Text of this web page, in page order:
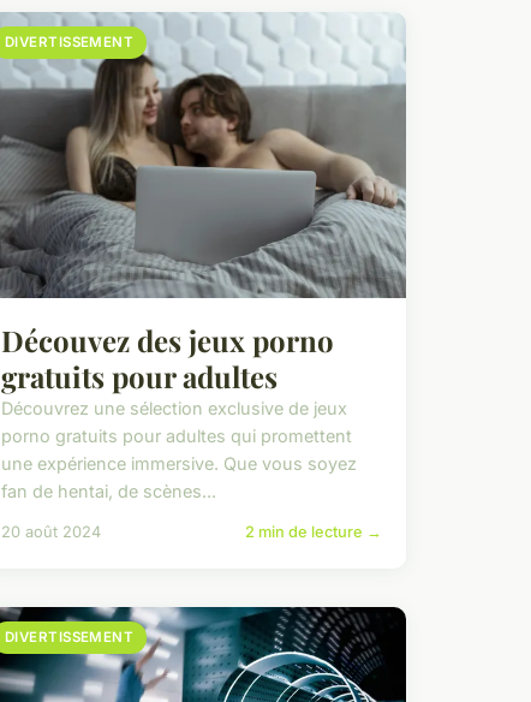
DIVERTISSEMENT
Découvez des jeux porno
gratuits pour adultes
Découvrez une sélection exclusive de jeux
porno gratuits pour adultes qui promettent
une expérience immersive. Que vous soyez
fan de hentai, de scènes...
20 août 2024 2 min de lecture →
DIVERTISSEMENT